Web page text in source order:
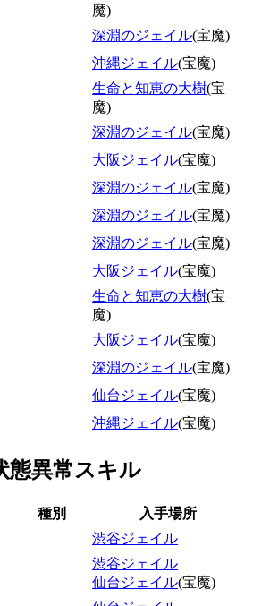
魔)
深淵のジェイル(宝魔)
沖縄ジェイル(宝魔)
生命と知恵の大樹(宝
魔)
深淵のジェイル(宝魔)
大阪ジェイル(宝魔)
深淵のジェイル(宝魔)
深淵のジェイル(宝魔)
深淵のジェイル(宝魔)
大阪ジェイル(宝魔)
生命と知恵の大樹(宝
魔)
大阪ジェイル(宝魔)
深淵のジェイル(宝魔)
仙台ジェイル(宝魔)
沖縄ジェイル(宝魔)
態異常スキル
種別
入手場所
渋谷ジェイル
渋谷ジェイル
仙台ジェイル(宝魔)